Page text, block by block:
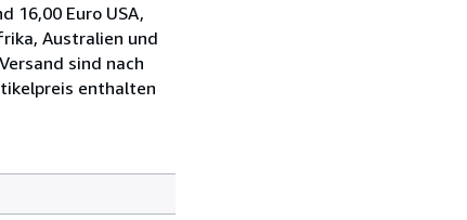
16,00 Euro USA,
Australien und
sind nach
enthalten